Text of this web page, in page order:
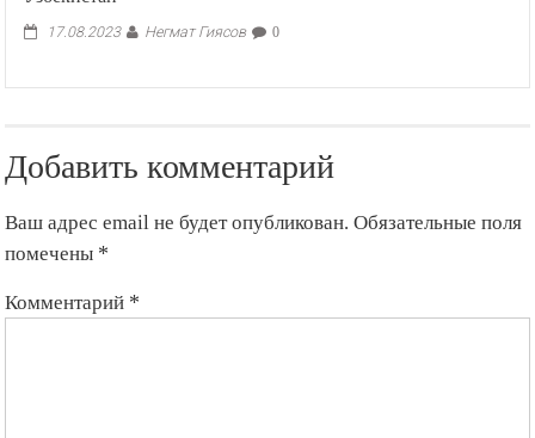
17.08.2023 Негмат Гиясов 0
Добавить комментарий
Ваш адрес email не будет опубликован. Обязательные поля
помечены *
Комментарий *